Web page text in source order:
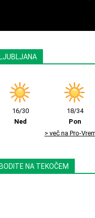
16/30
Ned
18/34
Pon
> več na Pro-
NA TEKOČEM